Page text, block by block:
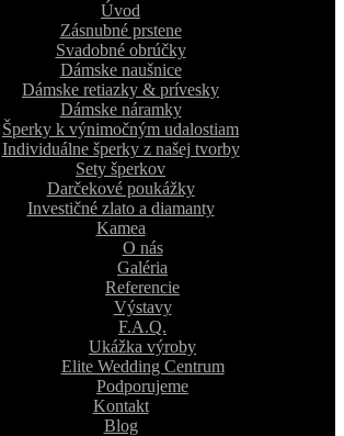
Úvod
Zásnubné prstene
Svadobné obrúčky
Dámske naušnice
Dámske retiazky & prívesky
Dámske náramky
Šperky k výnimočným udalostiam
Individuálne šperky z našej tvorby
Sety šperkov
Darčekové poukážky
Investičné zlato a diamanty
Kamea
O nás
Galéria
Referencie
Výstavy
F.A.Q.
Ukážka výroby
Elite Wedding Centrum
Podporujeme
Kontakt
Blog